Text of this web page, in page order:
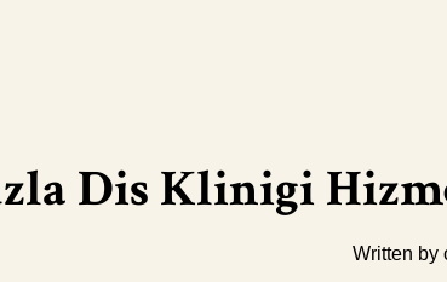
Dis Klinigi
Written by